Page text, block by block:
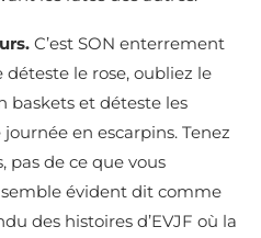
C’est SON enterrement
déteste le rose, oubliez le
baskets et déteste les
en escarpins. Tenez
pas de ce que vous
semble évident dit comme
des histoires d’EVJF où la